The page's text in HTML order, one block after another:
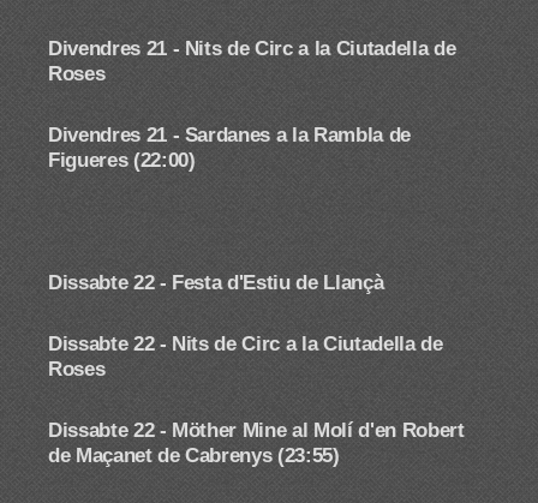
Divendres 21 - Nits de Circ a la Ciutadella de
Roses
Divendres 21 - Sardanes a la Rambla de
Figueres (22:00)
Dissabte 22 - Festa d'Estiu de Llançà
Dissabte 22 - Nits de Circ a la Ciutadella de
Roses
Dissabte 22 - Möther Mine al Molí d'en Robert
de Maçanet de Cabrenys (23:55)